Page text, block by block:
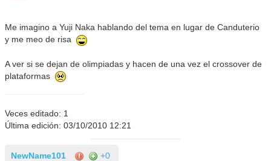
Me imagino a Yuji Naka hablando del tema en lugar de Canduterio
y me meo de risa
A ver si se dejan de olimpiadas y hacen de una vez el crossover de
plataformas
Veces editado: 1
Última edición: 03/10/2010 12:21
NewName101 +0